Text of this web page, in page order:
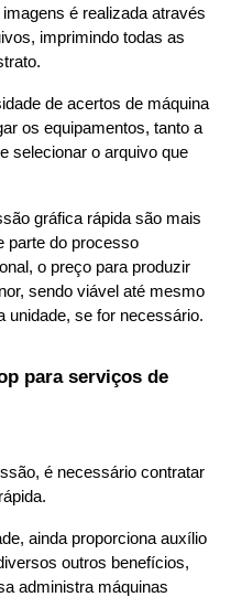
é realizada através
imprimindo todas as
de acertos de máquina
os equipamentos, tanto a
selecionar o arquivo que
gráfica rápida são mais
parte do processo
o preço para produzir
sendo viável até mesmo
unidade, se for necessário.
para serviços de
é necessário contratar
ainda proporciona auxílio
outros benefícios,
administra máquinas